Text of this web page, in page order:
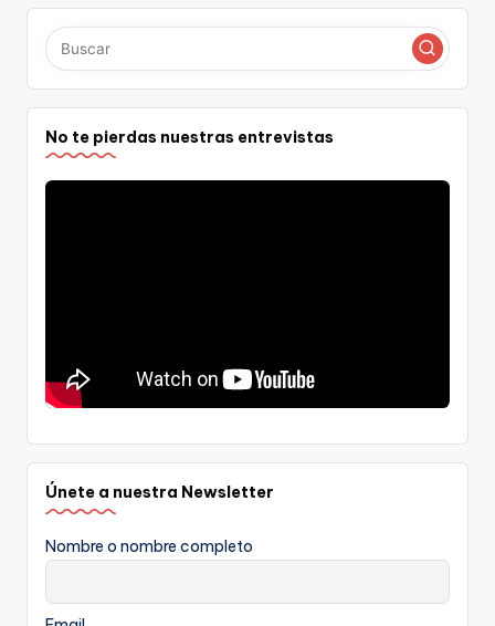
No te pierdas nuestras entrevistas
Únete a nuestra Newsletter
Nombre o nombre completo